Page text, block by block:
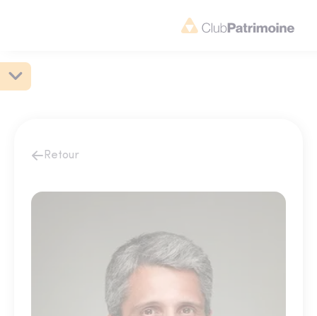
Retour